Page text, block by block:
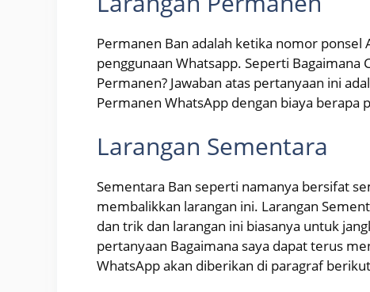
Permanen Ban adalah ketika nomor ponsel
penggunaan Whatsapp. Seperti
Permanen? Jawaban atas pertanyaan ini
Permanen WhatsApp dengan biaya berapa
Larangan Sementara
Sementara Ban seperti namanya bersifat
membalikkan larangan ini. Larangan
dan trik dan larangan ini biasanya untuk
pertanyaan Bagaimana saya dapat terus
WhatsApp akan diberikan di paragraf